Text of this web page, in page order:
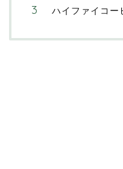
ハイファイコー